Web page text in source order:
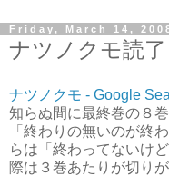
Friday, March 14,
ナツノクモ読了
ナツノクモ - Google
知らぬ間に最終巻の８
「終わりの無いのが終
らは「終わってないけ
際は３巻あたりが切り